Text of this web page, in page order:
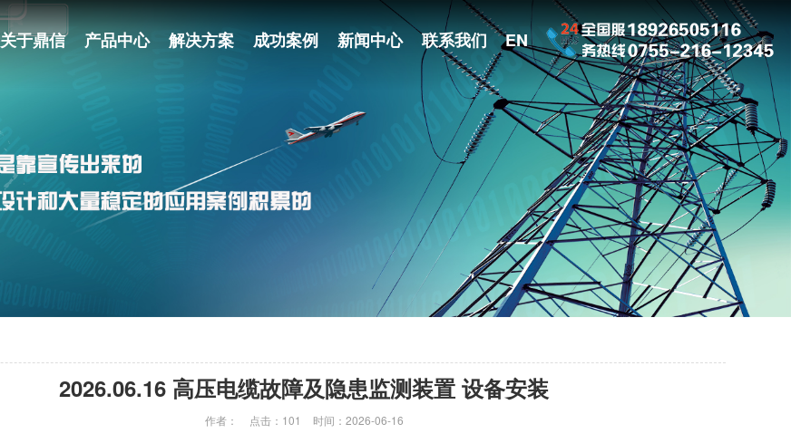
关于鼎信 产品中心 解决方案 成功案例 新闻中心 联系我们 EN
2026.06.16 高压电缆故障及隐患监测装置 设备安装
作者： 点击：101 时间：2026-06-16